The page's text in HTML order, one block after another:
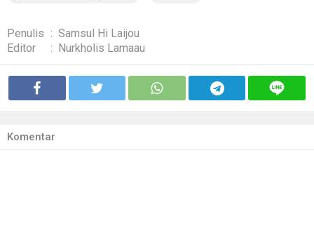
Penulis : Samsul Hi Laijou
Editor
: Nurkholis Lamaau
Komentar